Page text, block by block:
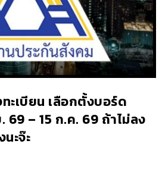
ะเบียน เลือกตั้งบอร์ด
69 – 15 ก.ค. 69 ถ้าไม่ลง
ะจ๊ะ